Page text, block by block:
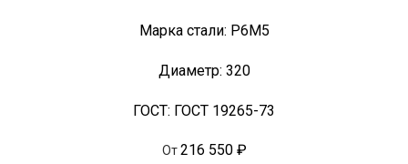
Марка стали: Р6М5
Диаметр: 320
ГОСТ: ГОСТ 19265-73
От 216 550 ₽